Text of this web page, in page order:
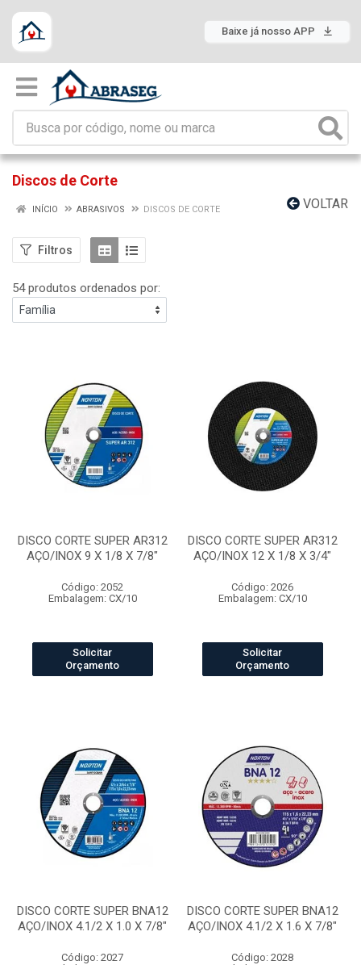
Baixe já nosso APP
Discos de Corte
VOLTAR
INÍCIO ABRASIVOS DISCOS DE CORTE
Filtros
54 produtos ordenados por:
DISCO CORTE SUPER AR312
AÇO/INOX 9 X 1/8 X 7/8"
Código: 2052
Embalagem: CX/10
Solicitar
Orçamento
DISCO CORTE SUPER AR312
AÇO/INOX 12 X 1/8 X 3/4"
Código: 2026
Embalagem: CX/10
Solicitar
Orçamento
DISCO CORTE SUPER BNA12
AÇO/INOX 4.1/2 X 1.0 X 7/8"
Código: 2027
DISCO CORTE SUPER BNA12
AÇO/INOX 4.1/2 X 1.6 X 7/8"
Código: 2028